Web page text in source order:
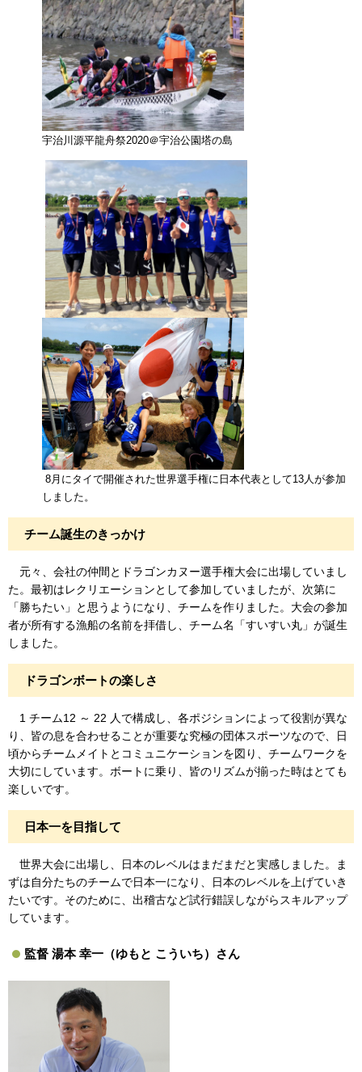
宇治川源平龍舟祭2020＠宇治公園塔の島
8月にタイで開催された世界選手権に日本代表として13人が参加
しました。
チーム誕生のきっかけ
元々、会社の仲間とドラゴンカヌー選手権大会に出場していまし
た。最初はレクリエーションとして参加していましたが、次第に
「勝ちたい」と思うようになり、チームを作りました。大会の参加
者が所有する漁船の名前を拝借し、チーム名「すいすい丸」が誕生
しました。
ドラゴンボートの楽しさ
1 チーム12 ～ 22 人で構成し、各ポジションによって役割が異な
り、皆の息を合わせることが重要な究極の団体スポーツなので、日
頃からチームメイトとコミュニケーションを図り、チームワークを
大切にしています。ボートに乗り、皆のリズムが揃った時はとても
楽しいです。
日本一を目指して
世界大会に出場し、日本のレベルはまだまだと実感しました。ま
ずは自分たちのチームで日本一になり、日本のレベルを上げていき
たいです。そのために、出稽古など試行錯誤しながらスキルアップ
しています。
監督 湯本 幸一（ゆもと こういち）さん